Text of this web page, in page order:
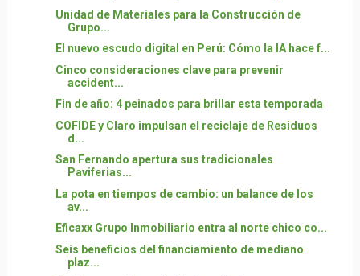
Unidad de Materiales para la Construcción de
Grupo...
El nuevo escudo digital en Perú: Cómo la IA hace f...
Cinco consideraciones clave para prevenir
accident...
Fin de año: 4 peinados para brillar esta temporada
COFIDE y Claro impulsan el reciclaje de Residuos
d...
San Fernando apertura sus tradicionales
Paviferias...
La pota en tiempos de cambio: un balance de los
av...
Eficaxx Grupo Inmobiliario entra al norte chico co...
Seis beneficios del financiamiento de mediano
plaz...